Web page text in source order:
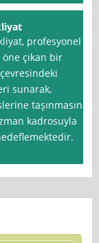
profesyonel
çıkan bir
sunarak,
taşınmasını
kadrosuyla